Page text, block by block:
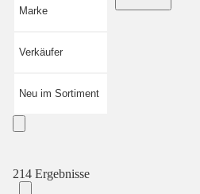
Marke
Verkäufer
Neu im Sortiment
214 Ergebnisse